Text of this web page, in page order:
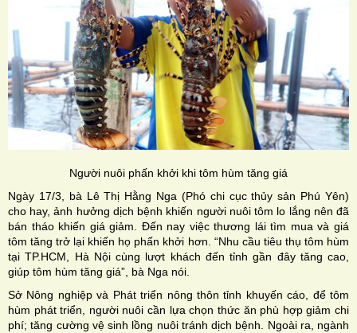
Người nuôi phấn khởi khi tôm hùm tăng giá
Ngày 17/3, bà Lê Thị Hằng Nga (Phó chi cục thủy sản Phú Yên)
cho hay, ảnh hưởng dịch bệnh khiến người nuôi tôm lo lắng nên đã
bán tháo khiến giá giảm. Đến nay việc thương lái tìm mua và giá
tôm tăng trở lại khiến họ phấn khởi hơn. “Nhu cầu tiêu thụ tôm hùm
tại TP.HCM, Hà Nội cùng lượt khách đến tỉnh gần đây tăng cao,
giúp tôm hùm tăng giá”, bà Nga nói.
Sở Nông nghiệp và Phát triển nông thôn tỉnh khuyến cáo, để tôm
hùm phát triển, người nuôi cần lựa chọn thức ăn phù hợp giảm chi
phí; tăng cường vệ sinh lồng nuôi tránh dịch bệnh. Ngoài ra, ngành